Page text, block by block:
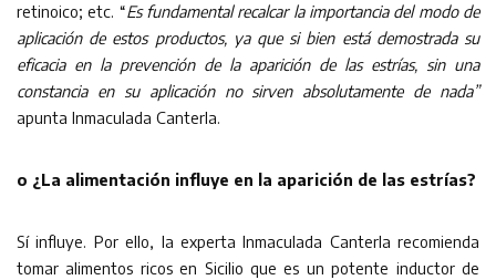
retinoico; etc. “Es fundamental recalcar la importancia del modo de
aplicación de estos productos, ya que si bien está demostrada su
eficacia en la prevención de la aparición de las estrías, sin una
constancia en su aplicación no sirven absolutamente de nada”
apunta Inmaculada Canterla.
o ¿La alimentación influye en la aparición de las estrías?
Sí influye. Por ello, la experta Inmaculada Canterla recomienda
tomar alimentos ricos en Sicilio que es un potente inductor de